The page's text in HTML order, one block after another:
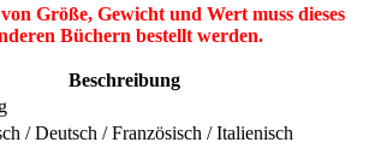
Größe, Gewicht und Wert muss dieses
Büchern bestellt werden.​
Beschreibung
/ Deutsch / Französisch / Italienisch